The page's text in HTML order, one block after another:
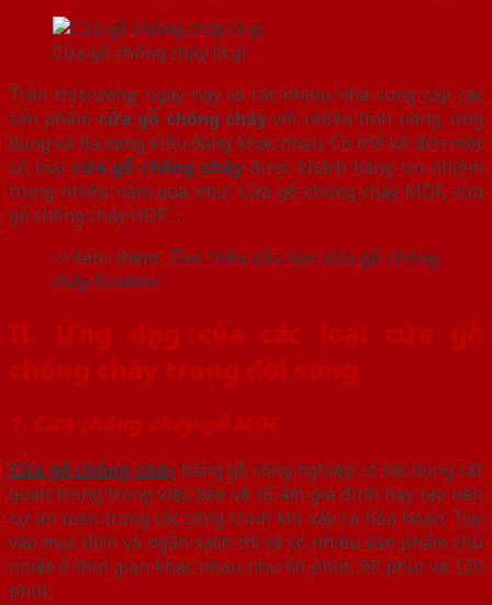
Cửa gỗ chống cháy là gì
Trên thị trường ngày nay có rất nhiều nhà cung cấp các
sản phẩm cửa gỗ chống cháyvới nhiều tính năng, ứng
dụng và đa dạng kiểu dáng khác nhau. Có thể kể đến một
số loại cửa gỗ chống cháyđược khách hàng tín nhiệm
trong nhiều năm qua như: Cửa gỗ chống cháy MDF, cửa
gỗ chống cháy HDF, …
>>Xem thêm: Tìm hiểu cấu tạo cửa gỗ chống
cháy Ecodoor
II. Ứng dụng của các loại cửa gỗ
chống cháy trong đời sống
1. Cửa chống cháy gỗ MDF
Cửa gỗ chống cháybằng gỗ công nghiệp có tác dụng rất
quan trọng trong việc bảo vệ tổ ấm gia đình hay tạo nên
sự an toàn trong các công trình khi xảy ra hỏa hoạn. Tùy
vào mục đích và ngân sách thì sẽ có nhiều sản phẩm chịu
nhiệt ở thời gian khác nhau như 60 phút, 90 phút và 120
phút